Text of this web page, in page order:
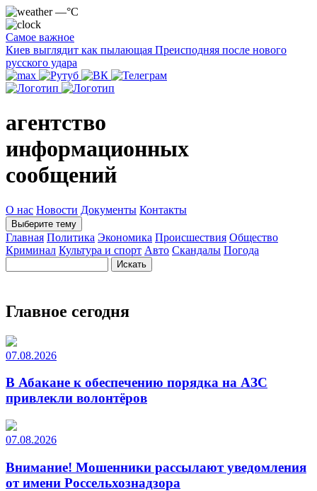
—°C
Самое важное
Киев выглядит как пылающая Преисподняя после нового
русского удара
агентство
информационных
сообщений
О нас Новости Документы Контакты
Выберите тему
Главная Политика Экономика Происшествия Общество
Криминал Культура и спорт Авто Скандалы Погода
Главное сегодня
07.08.2026
В Абакане к обеспечению порядка на АЗС
привлекли волонтёров
07.08.2026
Внимание! Мошенники рассылают уведомления
от имени Россельхознадзора